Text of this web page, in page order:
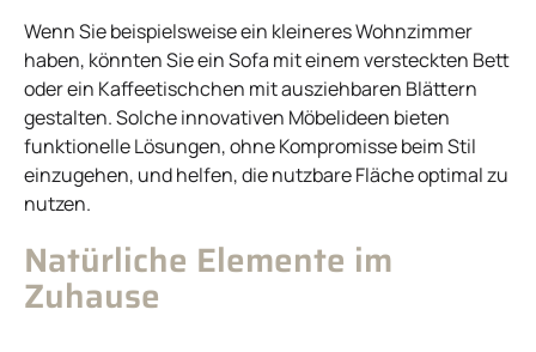
Wenn Sie beispielsweise ein kleineres Wohnzimmer
haben, könnten Sie ein Sofa mit einem versteckten Bett
oder ein Kaffeetischchen mit ausziehbaren Blättern
gestalten. Solche innovativen Möbelideen bieten
funktionelle Lösungen, ohne Kompromisse beim Stil
einzugehen, und helfen, die nutzbare Fläche optimal zu
nutzen.
Natürliche Elemente im
Zuhause